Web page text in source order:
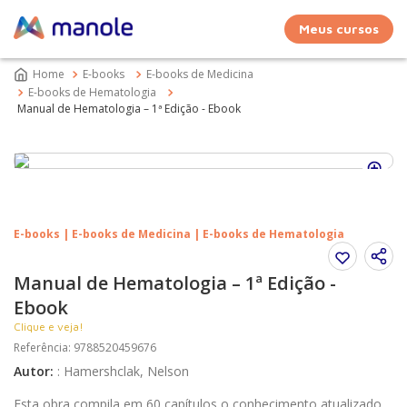
Meus cursos
E-books
E-books de Medicina
E-books de Hematologia
Manual de Hematologia – 1ª Edição - Ebook
E-books | E-books de Medicina | E-books de Hematologia
Manual de Hematologia – 1ª Edição -
Ebook
Clique e veja!
Referência: 9788520459676
Autor: : Hamershclak, Nelson